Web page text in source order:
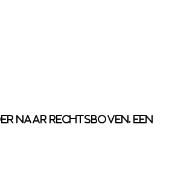
naar rechtsboven. Een